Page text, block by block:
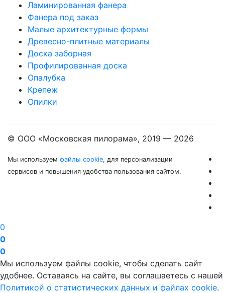
Ламинированная фанера
Фанера под заказ
Малые архитектурные формы
Древесно-плитные материалы
Доска заборная
Профилированная доска
Опалубка
Крепеж
Опилки
© ООО «Московская пилорама», 2019 — 2026
Мы используем файлы cookie, для персонализации
сервисов и повышения удобства пользования сайтом.
0
0
0
Мы используем файлы cookie, чтобы сделать сайт
удобнее. Оставаясь на сайте, вы соглашаетесь с нашей
Политикой о статистических данных и файлах cookie.